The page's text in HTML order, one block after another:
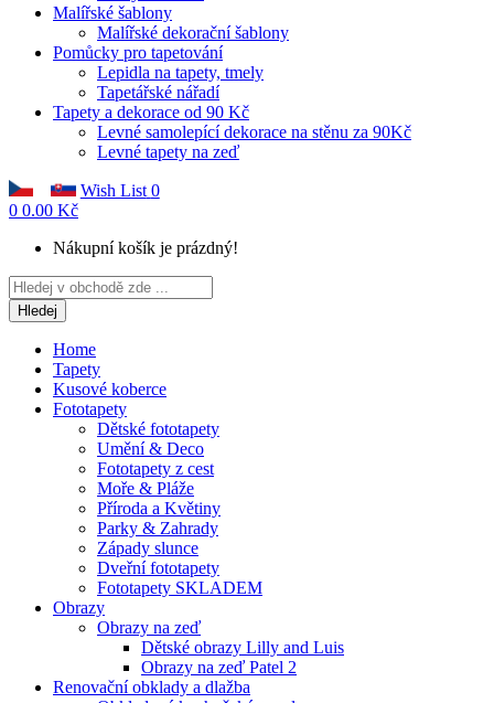
Malířské šablony
Malířské dekorační šablony
Pomůcky pro tapetování
Lepidla na tapety, tmely
Tapetářské nářadí
Tapety a dekorace od 90 Kč
Levné samolepící dekorace na stěnu za 90Kč
Levné tapety na zeď
Wish List 0
0 0.00 Kč
Nákupní košík je prázdný!
Hledej
Home
Tapety
Kusové koberce
Fototapety
Dětské fototapety
Umění & Deco
Fototapety z cest
Moře & Pláže
Příroda a Květiny
Parky & Zahrady
Západy slunce
Dveřní fototapety
Fototapety SKLADEM
Obrazy
Obrazy na zeď
Dětské obrazy Lilly and Luis
Obrazy na zeď Patel 2
Renovační obklady a dlažba